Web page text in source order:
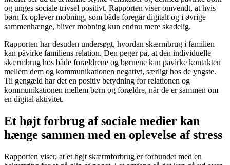
og unges sociale trivsel positivt. Rapporten viser omvendt, at hvis
børn fx oplever mobning, som både foregår digitalt og i øvrige
sammenhænge, bliver mobning kun endnu mere skadelig.
Rapporten har desuden undersøgt, hvordan skærmbrug i familien
kan påvirke familiens relation. Den peger på, at den individuelle
skærmbrug hos både forældrene og børnene kan påvirke kontakten
mellem dem og kommunikationen negativt, særligt hos de yngste.
Til gengæld har det en positiv betydning for relationen og
kommunikationen mellem børn og forældre, når de er sammen om
en digital aktivitet.
Et højt forbrug af sociale medier kan
hænge sammen med en oplevelse af stress
Rapporten viser, at et højt skærmforbrug er forbundet med en